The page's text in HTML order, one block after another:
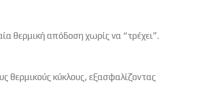
θερμική απόδοση χωρίς να “τρέχει”.
θερμικούς κύκλους, εξασφαλίζοντας